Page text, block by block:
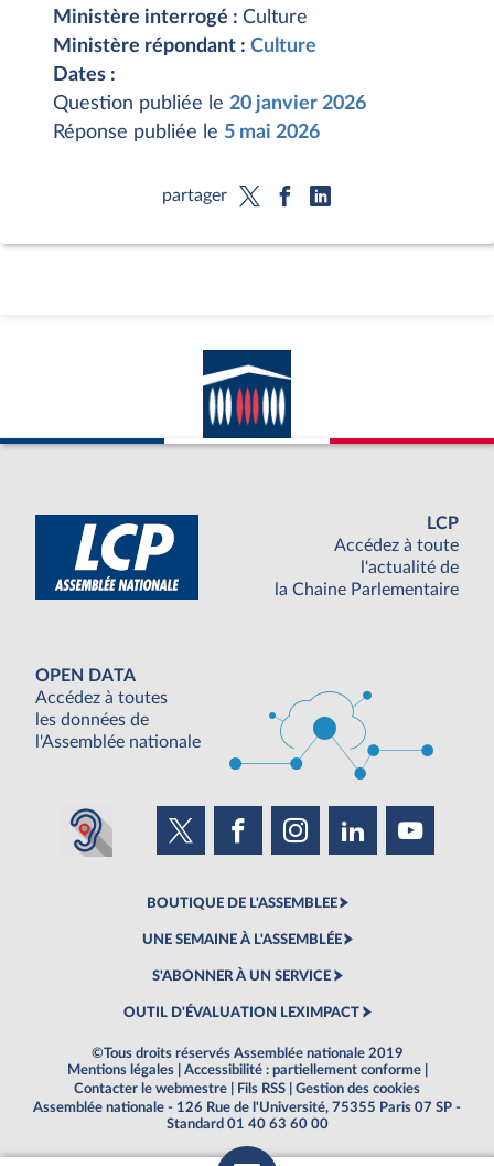
Ministère interrogé : Culture
Ministère répondant : Culture
Dates :
Question publiée le 20 janvier 2026
Réponse publiée le 5 mai 2026
partager
LCP
Accédez à toute
l'actualité de
la Chaine Parlementaire
OPEN DATA
Accédez à toutes
les données de
l'Assemblée nationale
BOUTIQUE DE L'ASSEMBLEE
UNE SEMAINE À L'ASSEMBLÉE
S'ABONNER À UN SERVICE
OUTIL D'ÉVALUATION LEXIMPACT
©Tous droits réservés Assemblée nationale 2019
Mentions légales
Accessibilité : partiellement conforme
Contacter le webmestre
Fils RSS
Gestion des cookies
Assemblée nationale - 126 Rue de l'Université, 75355 Paris 07 SP -
Standard 01 40 63 60 00